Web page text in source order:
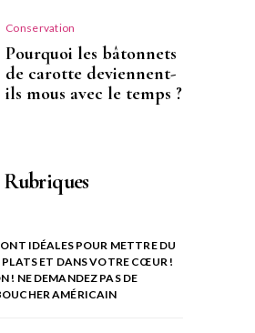
Conservation
Pourquoi les bâtonnets
de carotte deviennent-
ils mous avec le temps ?
Rubriques
IDÉALES POUR METTRE DU
PLATS ET DANS VOTRE CŒUR !
! NE DEMANDEZ PAS DE
AMÉRICAIN